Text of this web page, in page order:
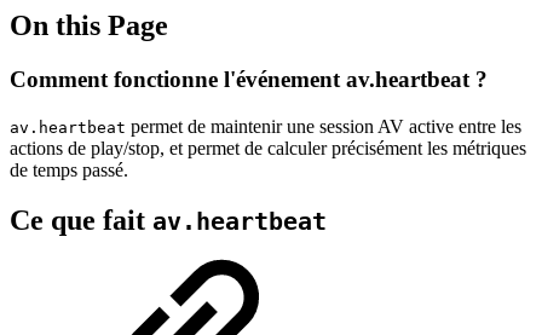
On this Page
Comment fonctionne l'événement av.heartbeat ?
av.heartbeat permet de maintenir une session AV active entre les
actions de play/stop, et permet de calculer précisément les métriques
de temps passé.
Ce que fait av.heartbeat